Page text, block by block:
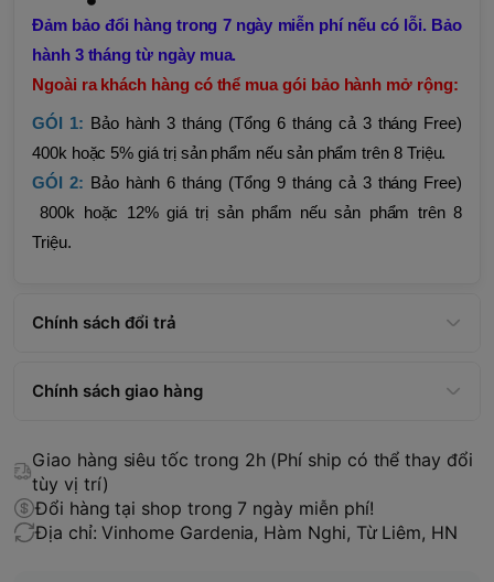
Đảm bảo đổi hàng trong 7 ngày miễn phí nếu có lỗi. Bảo
hành 3 tháng từ ngày mua.
Ngoài ra khách hàng có thể mua gói bảo hành mở rộng:
GÓI 1: Bảo hành 3 tháng (Tổng 6 tháng cả 3 tháng Free)
400k hoặc 5% giá trị sản phẩm nếu sản phẩm trên 8 Triệu.
GÓI 2: Bảo hành 6 tháng (Tổng 9 tháng cả 3 tháng Free)
800k hoặc 12% giá trị sản phẩm nếu sản phẩm trên 8
Triệu.
Chính sách đổi trả
Chính sách giao hàng
Giao hàng siêu tốc trong 2h (Phí ship có thể thay đổi
tùy vị trí)
Đổi hàng tại shop trong 7 ngày miễn phí!
Địa chỉ: Vinhome Gardenia, Hàm Nghi, Từ Liêm, HN